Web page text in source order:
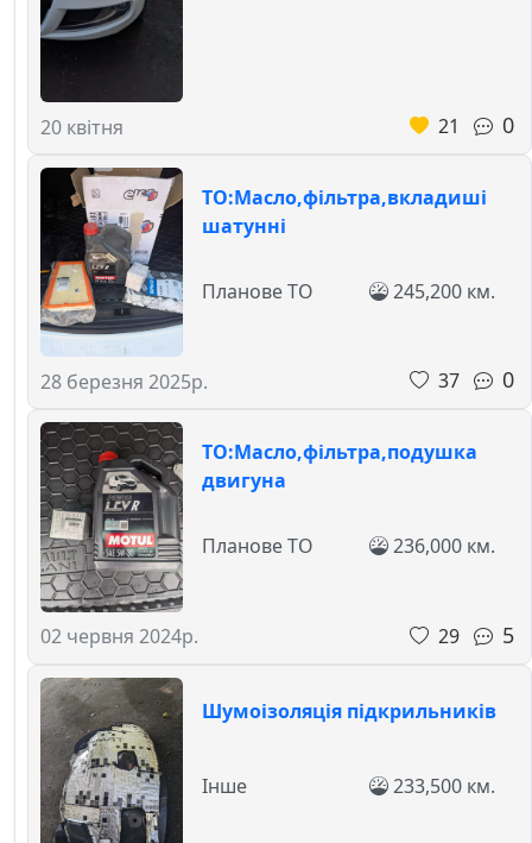
20 квітня 21 0
ТО:Масло,фільтра,вкладиші
шатунні
28 березня 2025р.
Планове ТО 245,200 км.
37 0
ТО:Масло,фільтра,подушка
двигуна
02 червня 2024р.
Планове ТО 236,000 км.
29 5
Шумоізоляція підкрильників
Інше 233,500 км.